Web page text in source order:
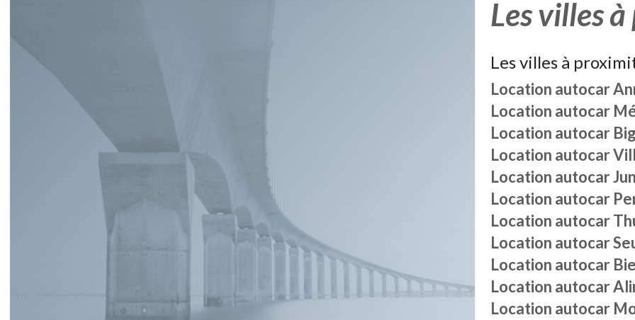
Les villes
Les villes à
Location autocar
Location autocar
Location autocar
Location autocar
Location autocar
Location autocar
Location autocar
Location autocar
Location autocar
Location autocar
Location autocar